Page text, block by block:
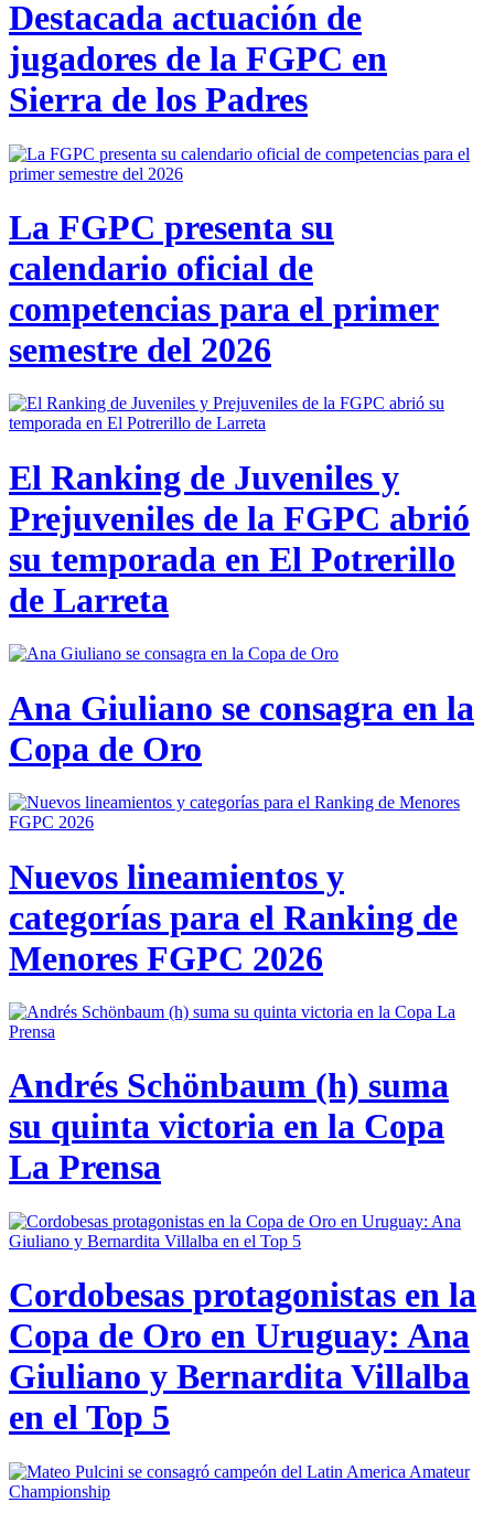
Destacada actuación de
jugadores de la FGPC en
Sierra de los Padres
La FGPC presenta su
calendario oficial de
competencias para el primer
semestre del 2026
El Ranking de Juveniles y
Prejuveniles de la FGPC abrió
su temporada en El Potrerillo
de Larreta
Ana Giuliano se consagra en la
Copa de Oro
Nuevos lineamientos y
categorías para el Ranking de
Menores FGPC 2026
Andrés Schönbaum (h) suma
su quinta victoria en la Copa
La Prensa
Cordobesas protagonistas en la
Copa de Oro en Uruguay: Ana
Giuliano y Bernardita Villalba
en el Top 5